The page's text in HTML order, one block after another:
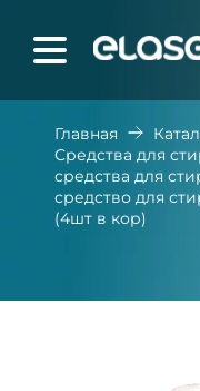
Главная
Средства для
средства для
средство для
(4шт в кор)